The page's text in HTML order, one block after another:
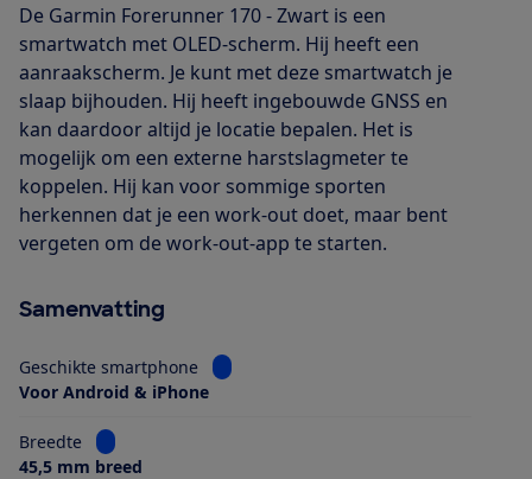
De Garmin Forerunner 170 - Zwart is een
smartwatch met OLED-scherm. Hij heeft een
aanraakscherm. Je kunt met deze smartwatch je
slaap bijhouden. Hij heeft ingebouwde GNSS en
kan daardoor altijd je locatie bepalen. Het is
mogelijk om een externe harstslagmeter te
koppelen. Hij kan voor sommige sporten
herkennen dat je een work-out doet, maar bent
vergeten om de work-out-app te starten.
Samenvatting
Geschikte smartphone
Bekijk informatie voor Geschikte
Voor Android & iPhone
Breedte
Bekijk informatie voor Breedte
45,5 mm breed